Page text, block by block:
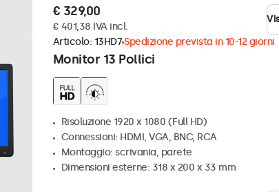
€ 329,00
€ 401,38 IVA incl.
Monitor 13 Pollici
Articolo: 13HD7Spedizione prevista in 10-12 giorni
Risoluzione 1920 x 1080 (Full HD)
Connessioni: HDMI, VGA, BNC, RCA
Montaggio: scrivania, parete
Dimensioni esterne: 318 x 200 x 33 mm